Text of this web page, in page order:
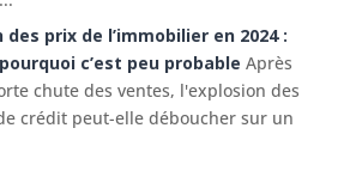
des prix de l’immobilier en 2024 :
c’est peu probable Après
chute des ventes, l'explosion des
crédit peut-elle déboucher sur un